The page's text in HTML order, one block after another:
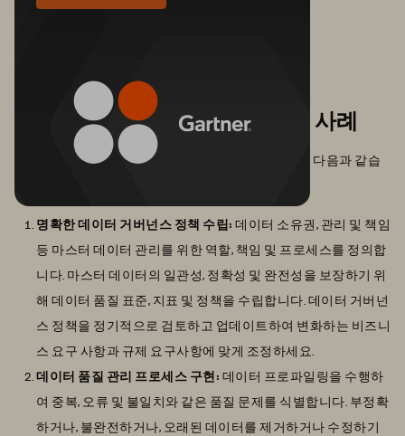
마스터 데이터 관리를 위한 모범 사례
효과적인 MDM을 위한 실행 가능한 팁과 모범 사례는 다음과 같습
명확한 데이터 거버넌스 정책 수립: 데이터 소유권, 관리 및 책임
등 마스터 데이터 관리를 위한 역할, 책임 및 프로세스를 정의합
니다. 마스터 데이터의 일관성, 정확성 및 완전성을 보장하기 위
해 데이터 품질 표준, 지표 및 정책을 수립합니다. 데이터 거버넌
스 정책을 정기적으로 검토하고 업데이트하여 변화하는 비즈니
스 요구 사항과 규제 요구사항에 맞게 조정하세요.
데이터 품질 관리 프로세스 구현: 데이터 프로파일링을 수행하
여 중복, 오류 및 불일치와 같은 품질 문제를 식별합니다. 부정확
하거나, 불완전하거나, 오래된 데이터를 제거하거나 수정하기